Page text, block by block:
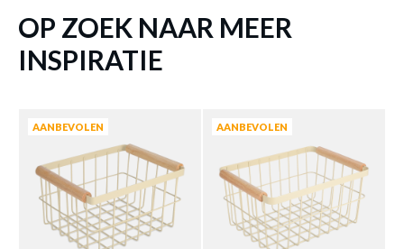
BREEDTE 42.2 cm
HOOGTE
OP ZOEK NAAR MEER
INSPIRATIE
AANBEVOLEN AANBEVOLEN
Broodtrommel LAYNA Metaal Beige
toegevoegd aan je winkelmandje